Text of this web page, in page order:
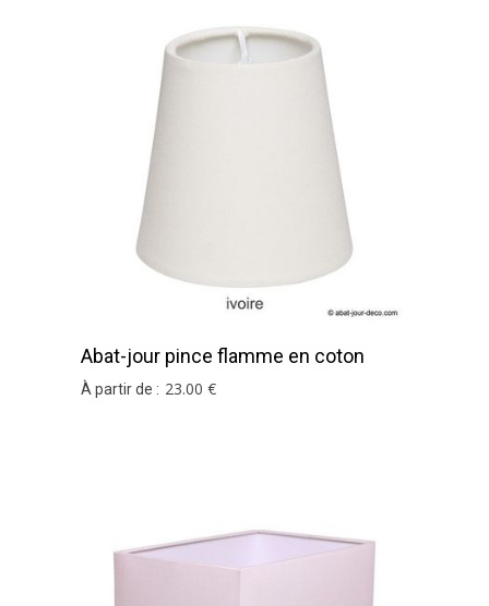
Abat-jour pince flamme en coton
ivoire
À partir de : 23.00 €